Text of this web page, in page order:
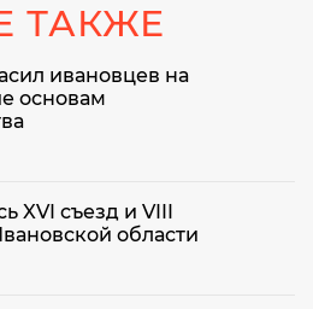
ТАКЖЕ
ивановцев на
основам
XVI съезд и VIII
области